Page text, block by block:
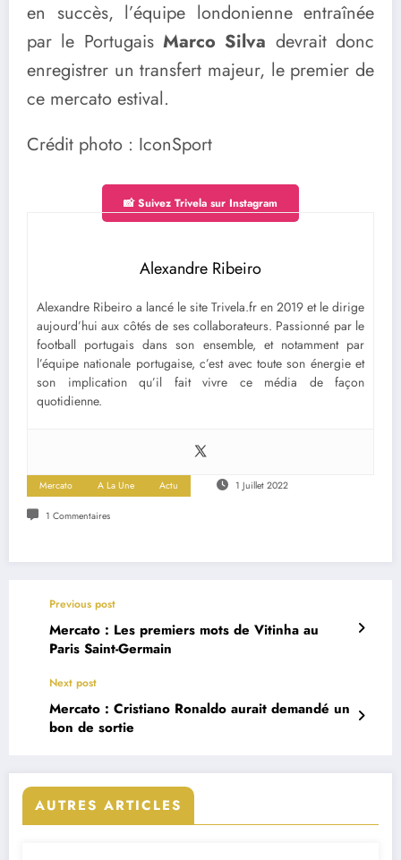
en succès, l’équipe londonienne entraînée
par le Portugais Marco Silva devrait donc
enregistrer un transfert majeur, le premier de
ce mercato estival.
Crédit photo : IconSport
📸 Suivez Trivela sur Instagram
Alexandre Ribeiro
Alexandre Ribeiro a lancé le site Trivela.fr en 2019 et le dirige
aujourd’hui aux côtés de ses collaborateurs. Passionné par le
football portugais dans son ensemble, et notamment par
l’équipe nationale portugaise, c’est avec toute son énergie et
son implication qu’il fait vivre ce média de façon
quotidienne.
Mercato A La Une Actu 1 Juillet 2022
1 Commentaires
Previous post
Mercato : Les premiers mots de Vitinha au
Paris Saint-Germain
Next post
Mercato : Cristiano Ronaldo aurait demandé un
bon de sortie
AUTRES ARTICLES